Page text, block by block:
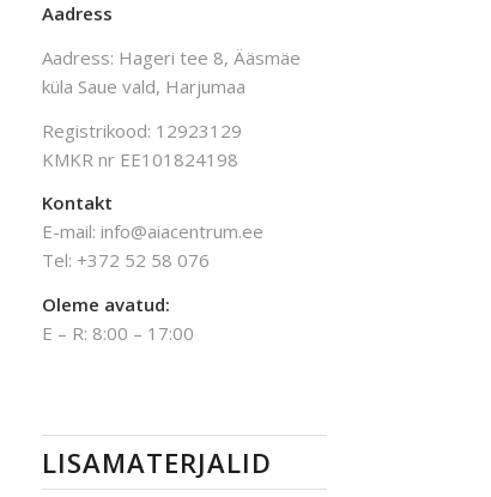
Aadress
Aadress: Hageri tee 8, Ääsmäe
küla Saue vald, Harjumaa
Registrikood: 12923129
KMKR nr EE101824198
Kontakt
E-mail: info@aiacentrum.ee
Tel: +372 52 58 076
Oleme avatud:
E – R: 8:00 – 17:00
LISAMATERJALID